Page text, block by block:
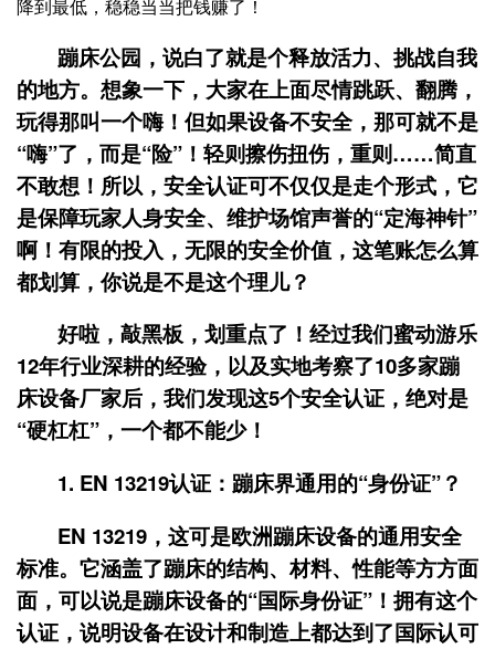
降到最低，稳稳当当把钱赚了！
蹦床公园，说白了就是个释放活力、挑战自我
的地方。想象一下，大家在上面尽情跳跃、翻腾，
玩得那叫一个嗨！但如果设备不安全，那可就不是
“嗨”了，而是“险”！轻则擦伤扭伤，重则……简直
不敢想！所以，安全认证可不仅仅是走个形式，它
是保障玩家人身安全、维护场馆声誉的“定海神针”
啊！有限的投入，无限的安全价值，这笔账怎么算
都划算，你说是不是这个理儿？
好啦，敲黑板，划重点了！经过我们蜜动游乐
12年行业深耕的经验，以及实地考察了10多家蹦
床设备厂家后，我们发现这5个安全认证，绝对是
“硬杠杠”，一个都不能少！
1. EN 13219认证：蹦床界通用的“身份证”？
EN 13219，这可是欧洲蹦床设备的通用安全
标准。它涵盖了蹦床的结构、材料、性能等方方面
面，可以说是蹦床设备的“国际身份证”！拥有这个
认证，说明设备在设计和制造上都达到了国际认可